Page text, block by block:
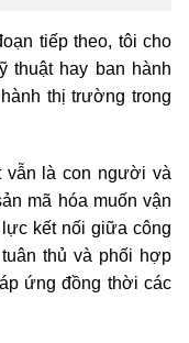
tiếp theo, tôi cho
thuật hay ban hành
thị trường trong
vẫn là con người và
mã hóa muốn vận
kết nối giữa công
thủ và phối hợp
ứng đồng thời các